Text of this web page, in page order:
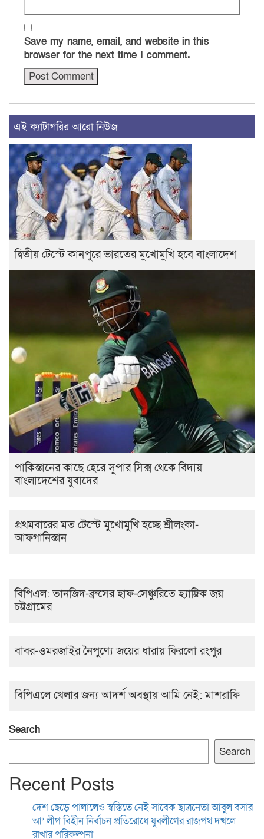
Save my name, email, and website in this
browser for the next time I comment.
এই ক্যাটাগরির আরো নিউজ
দ্বিতীয় টেস্টে কানপুরে ভারতের মুখোমুখি হবে বাংলাদেশ
পাকিস্তানের কাছে হেরে সুপার সিক্স থেকে বিদায়
বাংলাদেশের যুবাদের
প্রথমবারের মত টেস্টে মুখোমুখি হচ্ছে শ্রীলংকা-
আফগানিস্তান
বিপিএল: তানজিদ-ব্রুসের হাফ-সেঞ্চুরিতে হ্যাট্টিক জয়
চট্টগ্রামের
বাবর-ওমরজাইর নৈপুণ্যে জয়ের ধারায় ফিরলো রংপুর
বিপিএলে খেলার জন্য আদর্শ অবস্থায় আমি নেই: মাশরাফি
Search
Search
Recent Posts
দেশ ছেড়ে পালালেও স্বস্তিতে নেই সাবেক ছাত্রনেতা আবুল বসার
আ’ লীগ বিহীন নির্বাচন প্রতিরোধে যুবলীগের রাজপথ দখলে
রাখার পরিকল্পনা